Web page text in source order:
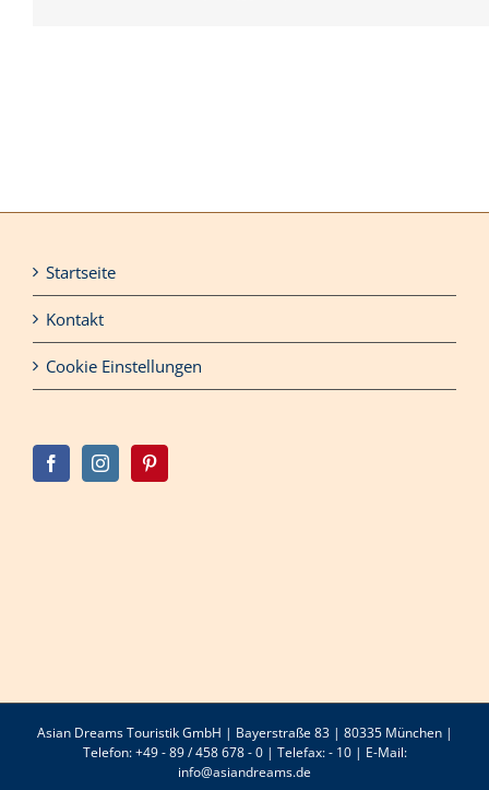
Startseite
Kontakt
Cookie Einstellungen
Asian Dreams Touristik GmbH | Bayerstraße 83 | 80335 München |
Telefon: +49 - 89 / 458 678 - 0 | Telefax: - 10 | E-Mail:
info@asiandreams.de